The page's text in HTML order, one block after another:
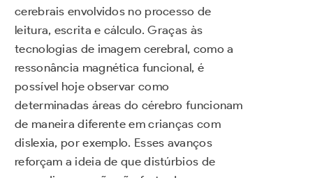
cerebrais envolvidos no processo de
leitura, escrita e cálculo. Graças às
tecnologias de imagem cerebral, como a
ressonância magnética funcional, é
possível hoje observar como
determinadas áreas do cérebro funcionam
de maneira diferente em crianças com
dislexia, por exemplo. Esses avanços
reforçam a ideia de que distúrbios de